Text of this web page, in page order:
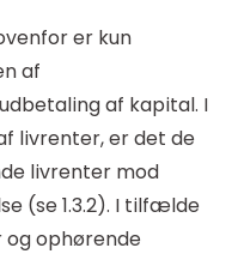
er kun
af
af kapital. I
livrenter, er det de
livrenter mod
(se 1.3.2). I tilfælde
ophørende